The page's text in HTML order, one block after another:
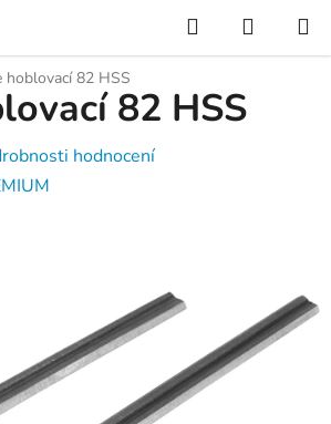
Hledat
KOŠÍK
hoblovací 82 HSS
82 HSS
hodnocení